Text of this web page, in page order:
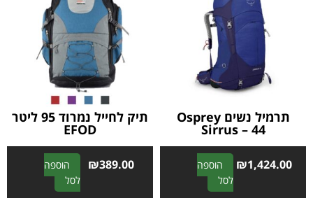
תרמיל נשים Osprey
Sirrus – 44
₪1,424.00
הוספה
לסל
A
l
תיק לחייל נמרוד 95 ליטר
EFOD
₪389.00
הוספה
לסל
A
l